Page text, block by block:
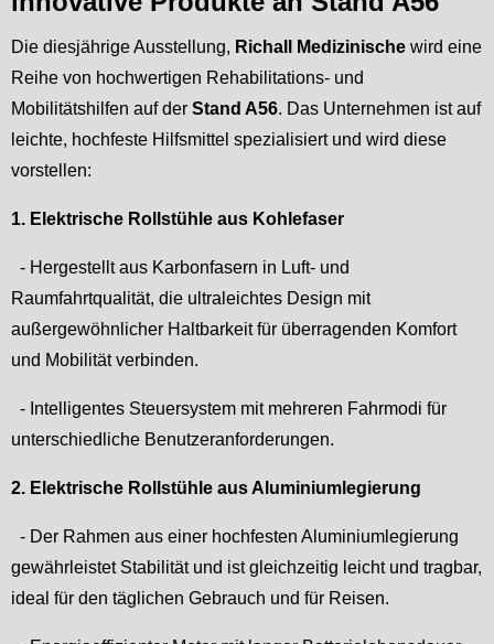
Die diesjährige Ausstellung, Richall Medizinische wird eine
Reihe von hochwertigen Rehabilitations- und
Mobilitätshilfen auf der Stand A56. Das Unternehmen ist auf
leichte, hochfeste Hilfsmittel spezialisiert und wird diese
vorstellen:
1. Elektrische Rollstühle aus Kohlefaser
- Hergestellt aus Karbonfasern in Luft- und
Raumfahrtqualität, die ultraleichtes Design mit
außergewöhnlicher Haltbarkeit für überragenden Komfort
und Mobilität verbinden.
- Intelligentes Steuersystem mit mehreren Fahrmodi für
unterschiedliche Benutzeranforderungen.
2. Elektrische Rollstühle aus Aluminiumlegierung
- Der Rahmen aus einer hochfesten Aluminiumlegierung
gewährleistet Stabilität und ist gleichzeitig leicht und tragbar,
ideal für den täglichen Gebrauch und für Reisen.